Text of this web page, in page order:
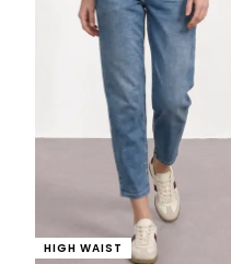
HIGH WAIST